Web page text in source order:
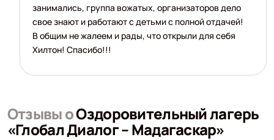
занимались, группа вожатых, организаторов дело
свое знают и работают с детьми с полной отдачей!
В общим не жалеем и рады, что открыли для себя
Хилтон! Спасибо!!!
Отзывы оОздоровительный лагерь
«Глобал Диалог – Мадагаскар»